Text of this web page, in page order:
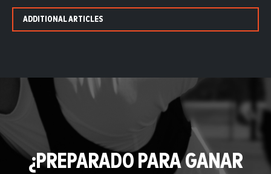
ADDITIONAL ARTICLES
¿PREPARADO PARA GANAR